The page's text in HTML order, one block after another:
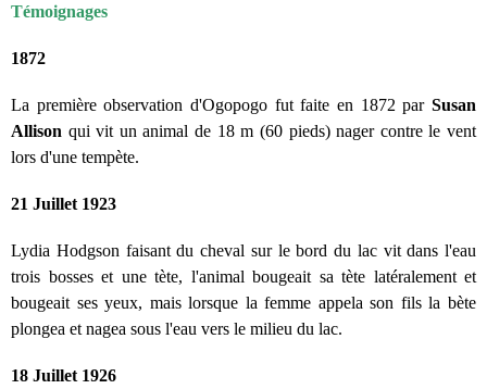
Témoignages
1872
La première observation d'Ogopogo fut faite en 1872 par Susan
Allison qui vit un animal de 18 m (60 pieds) nager contre le vent
lors d'une tempète.
21 Juillet 1923
Lydia Hodgson faisant du cheval sur le bord du lac vit dans l'eau
trois bosses et une tète, l'animal bougeait sa tète latéralement et
bougeait ses yeux, mais lorsque la femme appela son fils la bète
plongea et nagea sous l'eau vers le milieu du lac.
18 Juillet 1926